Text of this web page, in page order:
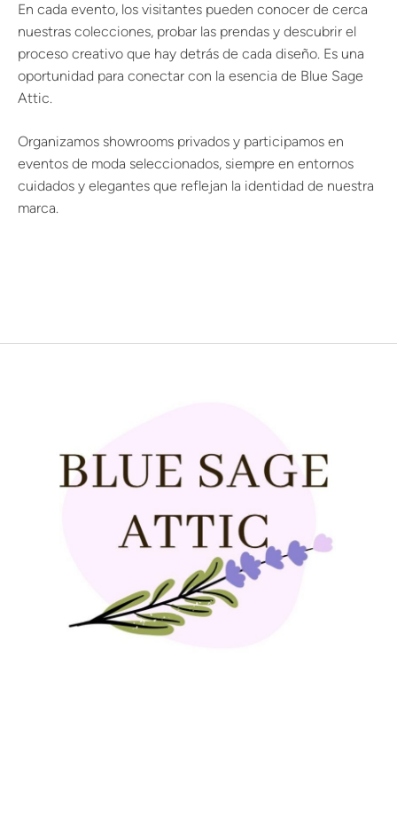
En cada evento, los visitantes pueden conocer de cerca
nuestras colecciones, probar las prendas y descubrir el
proceso creativo que hay detrás de cada diseño. Es una
oportunidad para conectar con la esencia de Blue Sage
Attic.
Organizamos showrooms privados y participamos en
eventos de moda seleccionados, siempre en entornos
cuidados y elegantes que reflejan la identidad de nuestra
marca.